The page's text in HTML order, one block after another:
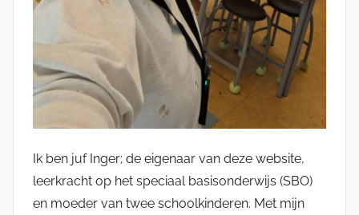
Ik ben juf Inger; de eigenaar van deze website,
leerkracht op het speciaal basisonderwijs (SBO)
en moeder van twee schoolkinderen. Met mijn